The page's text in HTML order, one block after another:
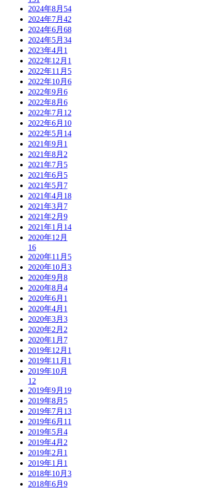
2024年8月 54
2024年7月 42
2024年6月 68
2024年5月 34
2023年4月 1
2022年12月 1
2022年11月 5
2022年10月 6
2022年9月 6
2022年8月 6
2022年7月 12
2022年6月 10
2022年5月 14
2021年9月 1
2021年8月 2
2021年7月 5
2021年6月 5
2021年5月 7
2021年4月 18
2021年3月 7
2021年2月 9
2021年1月 14
2020年12月
16
2020年11月 5
2020年10月 3
2020年9月 8
2020年8月 4
2020年6月 1
2020年4月 1
2020年3月 3
2020年2月 2
2020年1月 7
2019年12月 1
2019年11月 1
2019年10月
12
2019年9月 19
2019年8月 5
2019年7月 13
2019年6月 11
2019年5月 4
2019年4月 2
2019年2月 1
2019年1月 1
2018年10月 3
2018年6月 9